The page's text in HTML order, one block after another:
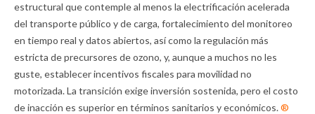
estructural que contemple al menos la electrificación acelerada
del transporte público y de carga, fortalecimiento del monitoreo
en tiempo real y datos abiertos, así como la regulación más
estricta de precursores de ozono, y, aunque a muchos no les
guste, establecer incentivos fiscales para movilidad no
motorizada. La transición exige inversión sostenida, pero el costo
de inacción es superior en términos sanitarios y económicos.®